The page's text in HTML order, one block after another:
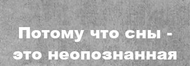
Потому что сны -
это неопознанная